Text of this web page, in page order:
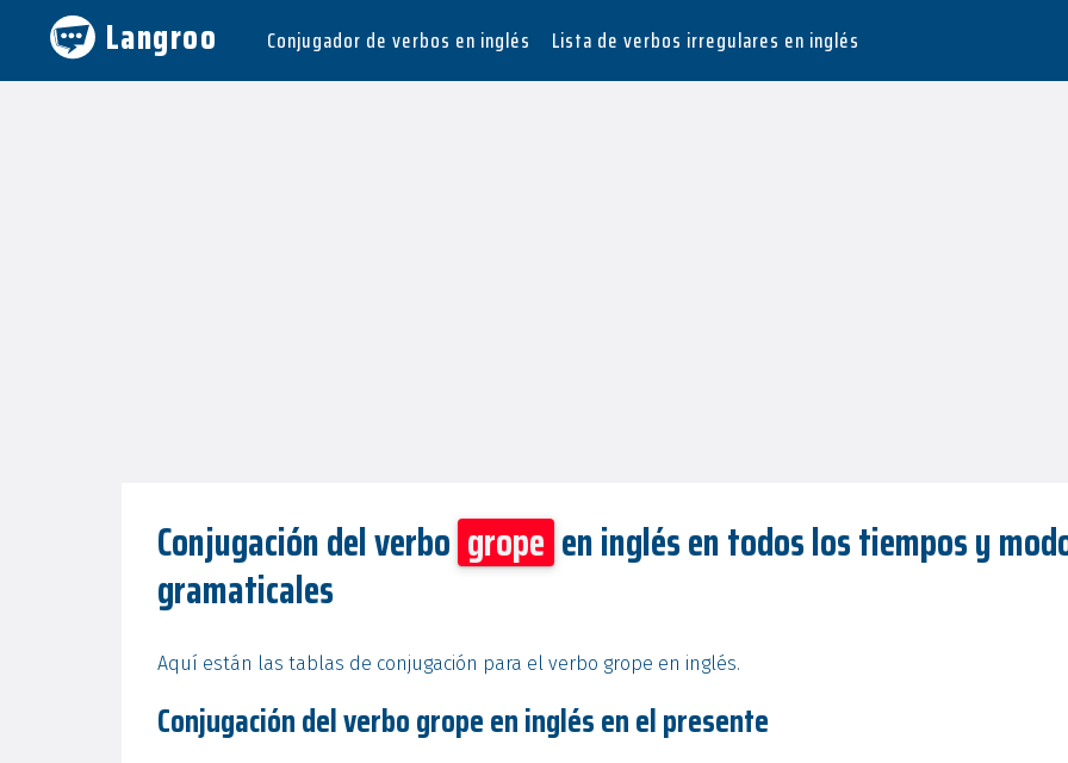
Langroo Conjugador de verbos en inglés Lista de verbos irregulares en inglés
Conjugación del verbo grope en inglés en todos los tiempos y
gramaticales
Aquí están las tablas de conjugación para el verbo grope en inglés.
Conjugación del verbo grope en inglés en el presente